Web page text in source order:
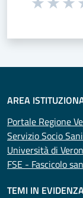
AREA
Portale Regione
Servizio Socio
Università di
FSE - Fascicolo
TEMI IN